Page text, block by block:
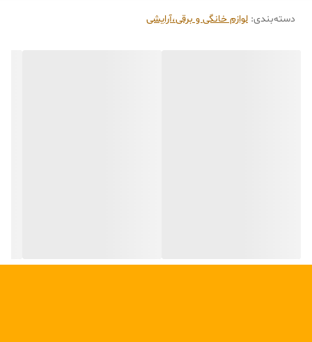
دسته‌بندی: لوازم خانگی و برقی،آرایشی